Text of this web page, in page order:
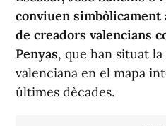
conviuen simbòlicament
de creadors valencians
Penyas, que han situat
valenciana en el mapa
últimes dècades.